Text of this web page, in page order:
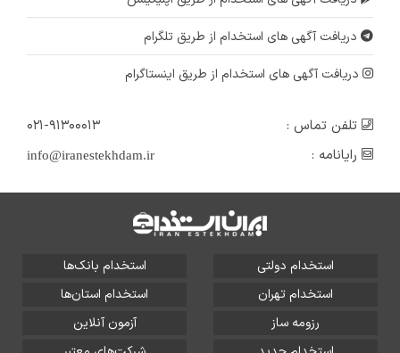
دریافت آگهی های استخدام از طریق تلگرام
دریافت آگهی های استخدام از طریق اینستاگرام
تلفن تماس :
۰۲۱-۹۱۳۰۰۰۱۳
رایانامه :
info@iranestekhdam.ir
استخدام دولتی
استخدام بانک‌ها
استخدام تهران
استخدام استان‌ها
رزومه ساز
آزمون آنلاین